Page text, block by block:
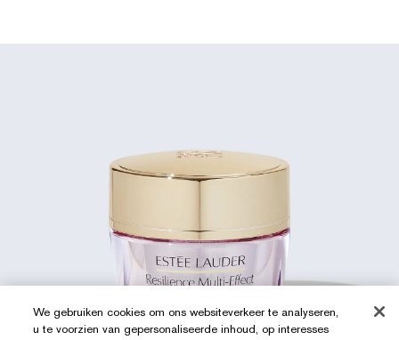
We gebruiken cookies om ons websiteverkeer te analyseren,
u te voorzien van gepersonaliseerde inhoud, op interesses